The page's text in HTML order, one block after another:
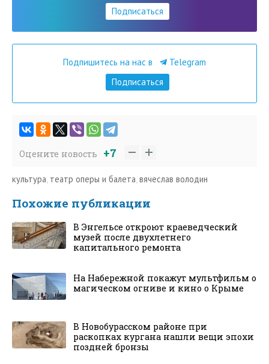
Подписаться
Подпишитесь на нас в
Telegram
Подписаться
Оцените новость +7
культура, театр оперы и балета,вячеслав володин
Похожие публикации
В Энгельсе откроют краеведческий
музей после двухлетнего
капитального ремонта
На Набережной покажут мультфильм о
магическом огниве и кино о Крыме
В Новобурасском районе при
раскопках кургана нашли вещи эпохи
поздней бронзы